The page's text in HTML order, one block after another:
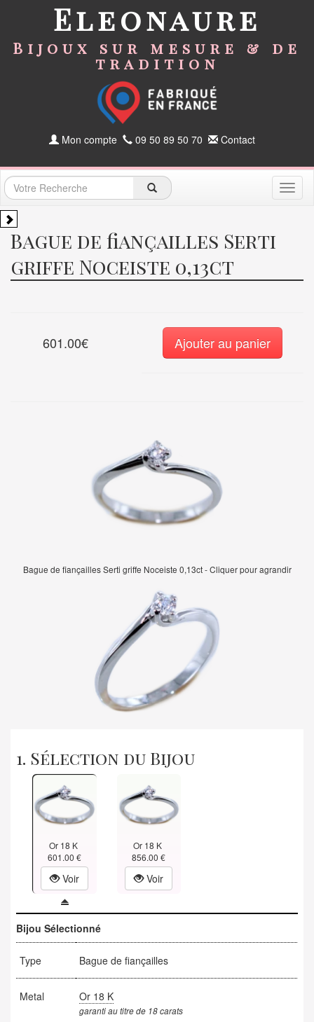
Eleonaure
Bijoux sur mesure & de
tradition
Mon compte 09 50 89 50 70 Contact
Bague de fiançailles Serti
griffe Noceiste 0,13ct
601.00€ Ajouter au panier
Bague de fiançailles Serti griffe Noceiste 0,13ct - Cliquer pour agrandir
1. Sélection du Bijou
Or 18 K
601.00 €
Voir
Or 18 K
856.00 €
Voir
Bijou Sélectionné
Type Bague de fiançailles
Metal Or 18 K
garanti au titre de 18 carats